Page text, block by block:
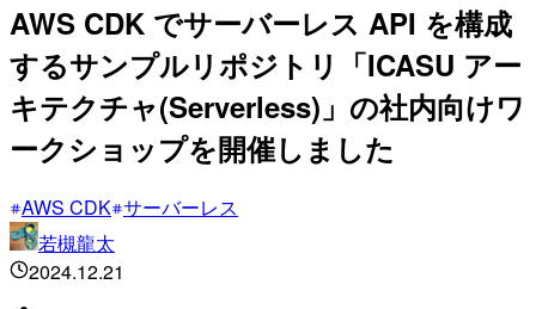
AWS CDK でサーバーレス API を構成
するサンプルリポジトリ「ICASU アー
キテクチャ(Serverless)」の社内向けワ
ークショップを開催しました
AWS CDK サーバーレス
若槻龍太
2024.12.21